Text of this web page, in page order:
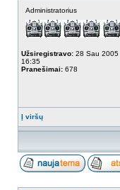
Administratorius
Užsiregistravo: 28 Sau 2005
16:35
Pranešimai: 678
Į viršų